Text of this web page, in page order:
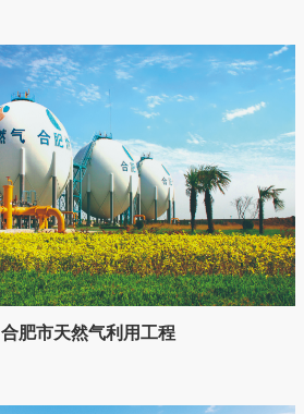
合肥市天然气利用工程